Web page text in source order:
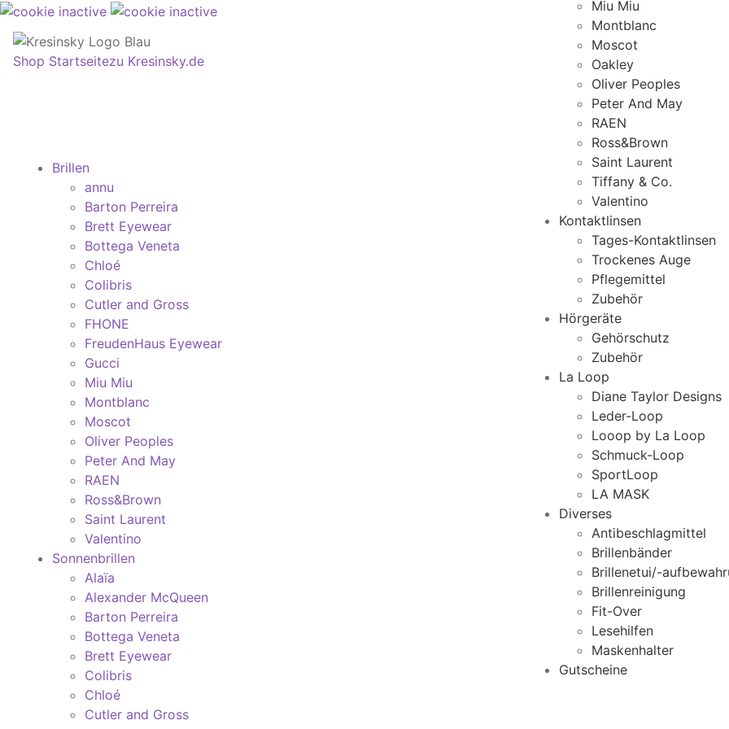
Shop Startseitezu Kresinsky.de
Miu Miu
Montblanc
Moscot
Oakley
Oliver Peoples
Peter And May
RAEN
Ross&Brown
Saint Laurent
Tiffany & Co.
Valentino
Kontaktlinsen
Tages-Kontaktlinsen
Trockenes Auge
Pflegemittel
Zubehör
Hörgeräte
Gehörschutz
Zubehör
La Loop
Diane Taylor Designs
Leder-Loop
Looop by La Loop
Schmuck-Loop
SportLoop
LA MASK
Diverses
Antibeschlagmittel
Brillenbänder
Brillenetui/-
Brillenreinigung
Fit-Over
Lesehilfen
Maskenhalter
Gutscheine
Brillen
annu
Barton Perreira
Brett Eyewear
Bottega Veneta
Chloé
Colibris
Cutler and Gross
FHONE
FreudenHaus Eyewear
Gucci
Miu Miu
Montblanc
Moscot
Oliver Peoples
Peter And May
RAEN
Ross&Brown
Saint Laurent
Valentino
Sonnenbrillen
Alaïa
Alexander McQueen
Barton Perreira
Bottega Veneta
Brett Eyewear
Colibris
Chloé
Cutler and Gross